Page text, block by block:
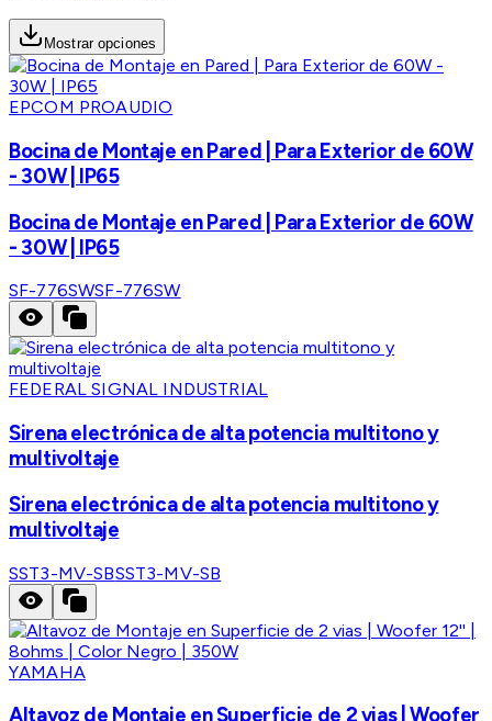
Mostrar opciones
EPCOM PROAUDIO
Bocina de Montaje en Pared | Para Exterior de 60W
- 30W | IP65
Bocina de Montaje en Pared | Para Exterior de 60W
- 30W | IP65
SF-776SWSF-776SW
FEDERAL SIGNAL INDUSTRIAL
Sirena electrónica de alta potencia multitono y
multivoltaje
Sirena electrónica de alta potencia multitono y
multivoltaje
SST3-MV-SBSST3-MV-SB
YAMAHA
Altavoz de Montaje en Superficie de 2 vias | Woofer